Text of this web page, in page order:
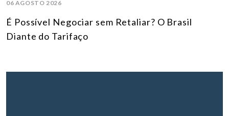
06 AGOSTO 2026
É Possível Negociar sem Retaliar? O Brasil
Diante do Tarifaço